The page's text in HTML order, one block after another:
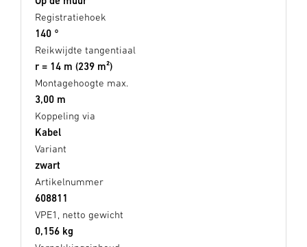
Registratiehoek
140 °
Reikwijdte tangentiaal
r = 14 m (239 m²)
Montagehoogte max.
3,00 m
Koppeling via
Kabel
Variant
zwart
Artikelnummer
608811
VPE1, netto gewicht
0,156 kg